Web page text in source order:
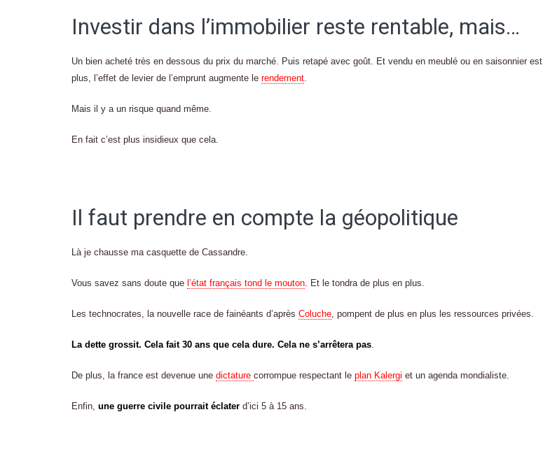
Investir dans l’immobilier reste rentable, mais…
Un bien acheté très en dessous du prix du marché. Puis retapé avec goût. Et vendu en meublé ou en saisonnier est
plus, l’effet de levier de l’emprunt augmente le rendement.
Mais il y a un risque quand même.
En fait c’est plus insidieux que cela.
Il faut prendre en compte la géopolitique
Là je chausse ma casquette de Cassandre.
Vous savez sans doute que l’état français tond le mouton. Et le tondra de plus en plus.
Les technocrates, la nouvelle race de fainéants d’après Coluche, pompent de plus en plus les ressources privées.
La dette grossit. Cela fait 30 ans que cela dure. Cela ne s’arrêtera pas.
De plus, la france est devenue une dictature corrompue respectant le plan Kalergi et un agenda mondialiste.
Enfin, une guerre civile pourrait éclater d’ici 5 à 15 ans.